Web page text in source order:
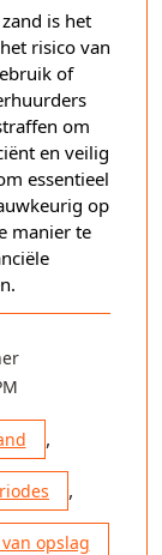
is het
risico van
of
om
en veilig
essentieel
op
manier te
,
,
opslag